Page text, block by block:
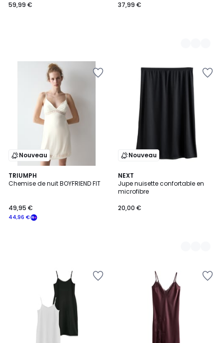
59,99 € 37,99 €
Nouveau
TRIUMPH
Chemise de nuit BOYFRIEND FIT
44,96 €
49,95 €
Nouveau
NEXT
Jupe nuisette confortable en
microfibre
20,00 €
2
Couleurs